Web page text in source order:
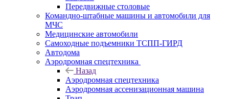
Передвижные столовые
Командно-штабные машины и автомобили для
МЧС
Медицинские автомобили
Самоходные подъемники ТСПП-ГИРД
Автодома
Аэродромная спецтехника
Назад
Аэродромная спецтехника
Аэродромная ассенизационная машина